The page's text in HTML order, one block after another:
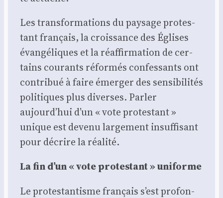
Les trans­for­ma­tions du pay­sage pro­tes­
tant fran­çais, la crois­sance des Églises
évan­gé­liques et la réaf­fir­ma­tion de cer­
tains cou­rants réfor­més confes­sants ont
contri­bué à faire émer­ger des sen­si­bi­li­tés
poli­tiques plus diverses. Par­ler
aujourd’hui d’un « vote pro­tes­tant »
unique est deve­nu lar­ge­ment insuf­fi­sant
pour décrire la réa­li­té.
La fin d’un « vote pro­tes­tant » uni­forme
Le pro­tes­tan­tisme fran­çais s’est pro­fon­